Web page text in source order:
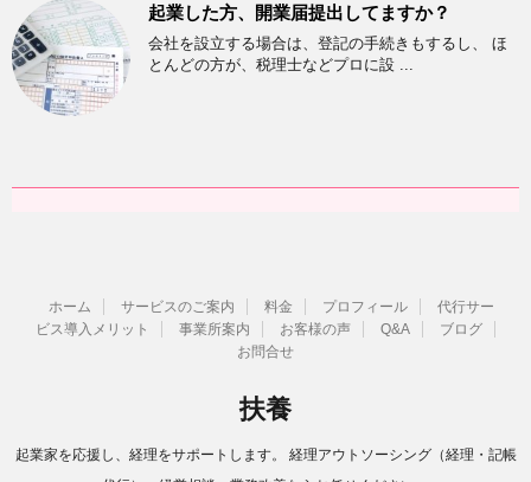
起業した方、開業届提出してますか？
会社を設立する場合は、登記の手続きもするし、 ほ
とんどの方が、税理士などプロに設 ...
ホーム サービスのご案内 料金 プロフィール
代行サー
ビス導入メリット
事業所案内 お客様の声 Q&A
ブログ
お問合せ
扶養
起業家を応援し、経理をサポートします。 経理アウトソーシング（経理・記帳